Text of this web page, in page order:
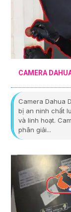
CAMERA
Camera Dahua
bị an ninh chất
và linh hoạt.
phân giải...